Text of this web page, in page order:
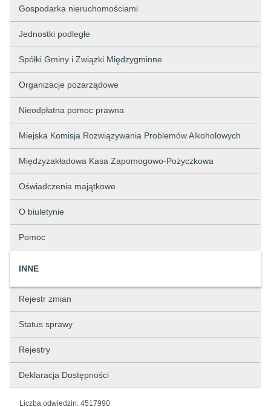
Gospodarka nieruchomościami
Jednostki podległe
Spółki Gminy i Związki Międzygminne
Organizacje pozarządowe
Nieodpłatna pomoc prawna
Miejska Komisja Rozwiązywania Problemów Alkoholowych
Międzyzakładowa Kasa Zapomogowo-Pożyczkowa
Oświadczenia majątkowe
O biuletynie
Pomoc
INNE
Rejestr zmian
Status sprawy
Rejestry
Deklaracja Dostępności
Liczba odwiedzin: 4517990